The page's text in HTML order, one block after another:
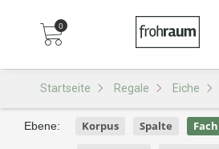
0
Startseite Regale Eiche
Ebene: Korpus Spalte Fach